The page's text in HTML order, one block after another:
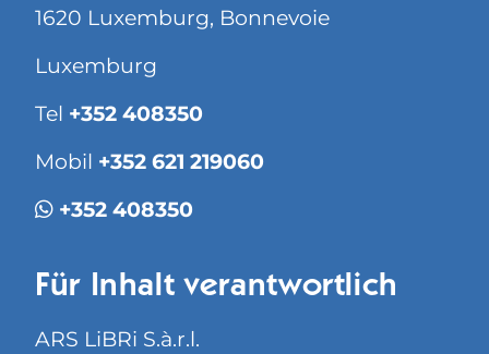
1620 Luxemburg, Bonnevoie
Luxemburg
Tel +352 408350
Mobil +352 621 219060
+352 408350
Für Inhalt verantwortlich
ARS LiBRi S.à.r.l.